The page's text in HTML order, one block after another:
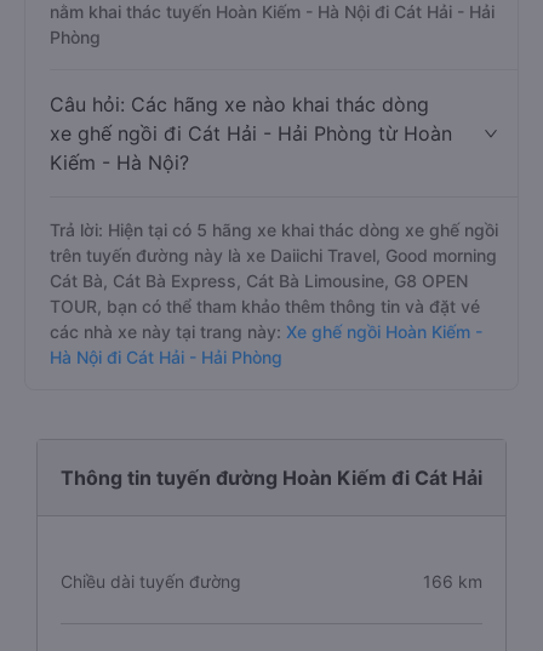
nằm khai thác tuyến Hoàn Kiếm - Hà Nội đi Cát Hải - Hải
Phòng
Câu hỏi: Các hãng xe nào khai thác dòng
xe ghế ngồi đi Cát Hải - Hải Phòng từ Hoàn
Kiếm - Hà Nội?
Trả lời: Hiện tại có 5 hãng xe khai thác dòng xe ghế ngồi
trên tuyến đường này là xe Daiichi Travel, Good morning
Cát Bà, Cát Bà Express, Cát Bà Limousine, G8 OPEN
TOUR, bạn có thể tham khảo thêm thông tin và đặt vé
các nhà xe này tại trang này: Xe ghế ngồi Hoàn Kiếm -
Hà Nội đi Cát Hải - Hải Phòng
Thông tin tuyến đường Hoàn Kiếm đi Cát Hải
Chiều dài tuyến đường 166 km